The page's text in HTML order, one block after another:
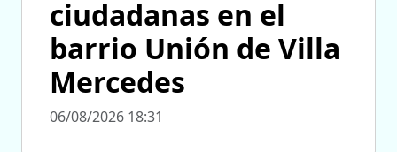
ciudadanas en el
barrio Unión de Villa
Mercedes
06/08/2026 18:31